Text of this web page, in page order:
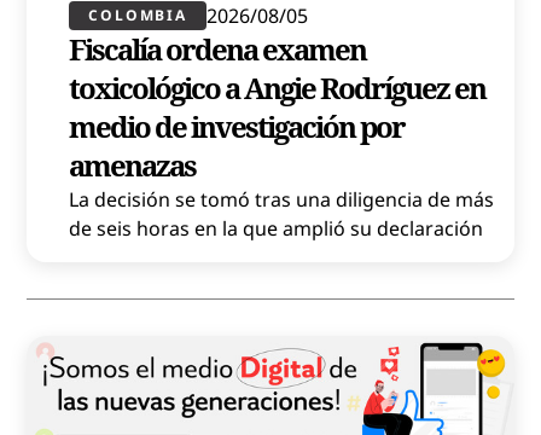
COLOMBIA 2026/08/05
Fiscalía ordena examen
toxicológico a Angie Rodríguez en
medio de investigación por
amenazas
La decisión se tomó tras una diligencia de más
de seis horas en la que amplió su declaración